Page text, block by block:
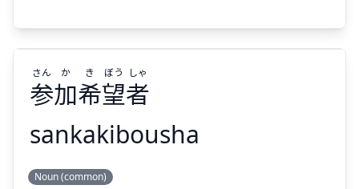
Suspend
参加希望者
さん か き ぼう しゃ
sankakibousha
Noun (common)